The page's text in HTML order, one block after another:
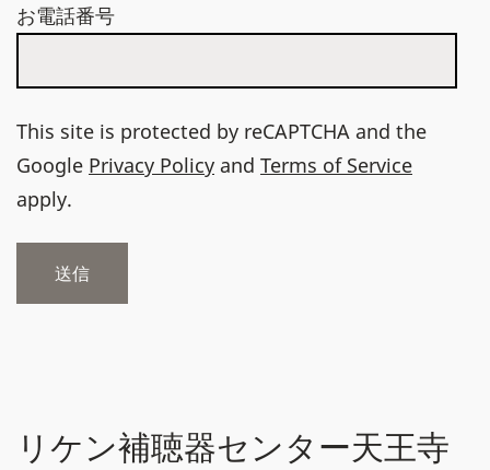
お電話番号
This site is protected by reCAPTCHA and the
Google Privacy Policy and Terms of Service
apply.
リケン補聴器センター天王寺